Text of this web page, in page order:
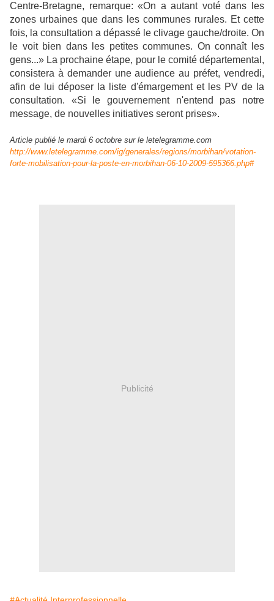
Centre-Bretagne, remarque: «On a autant voté dans les
zones urbaines que dans les communes rurales. Et cette
fois, la consultation a dépassé le clivage gauche/droite. On
le voit bien dans les petites communes. On connaît les
gens...» La prochaine étape, pour le comité départemental,
consistera à demander une audience au préfet, vendredi,
afin de lui déposer la liste d'émargement et les PV de la
consultation. «Si le gouvernement n'entend pas notre
message, de nouvelles initiatives seront prises».
Article publié le mardi 6 octobre sur le letelegramme.com
http://www.letelegramme.com/ig/generales/regions/morbihan/votation-
forte-mobilisation-pour-la-poste-en-morbihan-06-10-2009-595366.php#
Publicité